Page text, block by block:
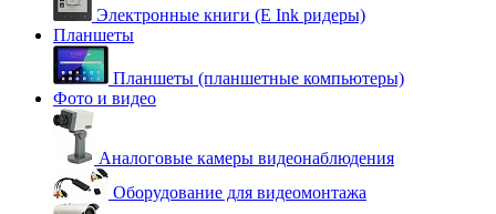
Электронные книги (E Ink ридеры)
Планшеты
Планшеты (планшетные компьютеры)
Фото и видео
Аналоговые камеры видеонаблюдения
Оборудование для видеомонтажа